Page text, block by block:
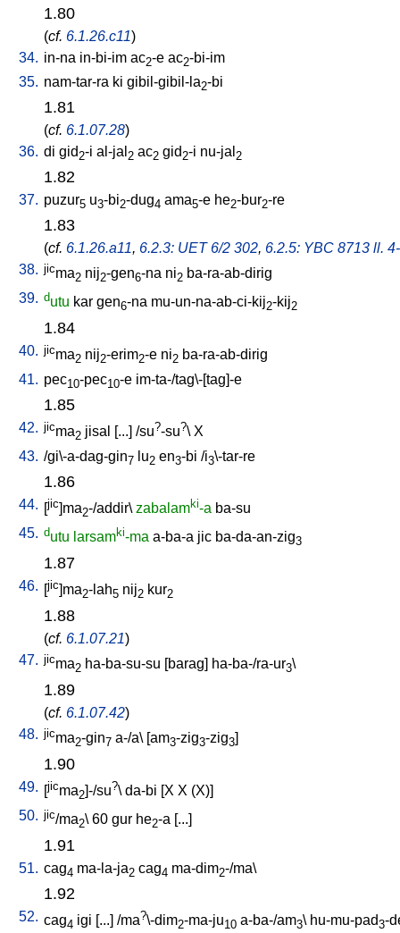
1.80
(cf. 6.1.26.c11)
34. in-na in-bi-im ac2-e ac2-bi-im
35. nam-tar-ra ki gibil-gibil-la2-bi
1.81
(cf. 6.1.07.28)
36. di gid 2-i al-jal 2 ac2 gid 2-i nu-jal 2
1.82
37. puzur5 u3-bi2-dug4 ama5-e he2-bur2-re
1.83
(cf. 6.1.26.a11, 6.2.3: UET 6/2 302, 6.2.5: YBC 8713 ll.
38. jicma2 nij2-gen6-na ni2 ba-ra-ab-dirig
39. dutu kar gen6-na mu-un-na-ab-ci-kij2-kij2
1.84
40. jicma2 nij2-erim2-e ni2 ba-ra-ab-dirig
41. pec10-pec10-e im-ta-/tag\-[tag]-e
1.85
42. jicma2 jisal [...] /su?-su?\ X
43. /gi\-a-dag-gin7 lu2 en3-bi /i3\-tar-re
1.86
44. [jic]ma2-/addir\ zabalamki-a ba-su
45. dutu larsamki-ma a-ba-a jic ba-da-an-zig3
1.87
46. [jic]ma2-lah5 nij2 kur2
1.88
(cf. 6.1.07.21)
47. jicma2 ha-ba-su-su [barag] ha-ba-/ra-ur3\
1.89
(cf. 6.1.07.42)
48. jicma2-gin7 a-/a\ [am3-zig3-zig3]
1.90
49. [jicma2]-/su?\ da-bi [X X (X)]
50. jic/ma2\ 60 gur he2-a [...]
1.91
51. cag4 ma-la-ja2 cag4 ma-dim2-/ma\
1.92
52. cag4 igi [...] /ma?\-dim2-ma-ju10 a-ba-/am3\ hu-mu-pad3-